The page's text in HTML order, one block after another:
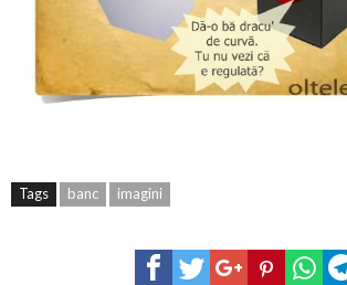
Tags banc imagini